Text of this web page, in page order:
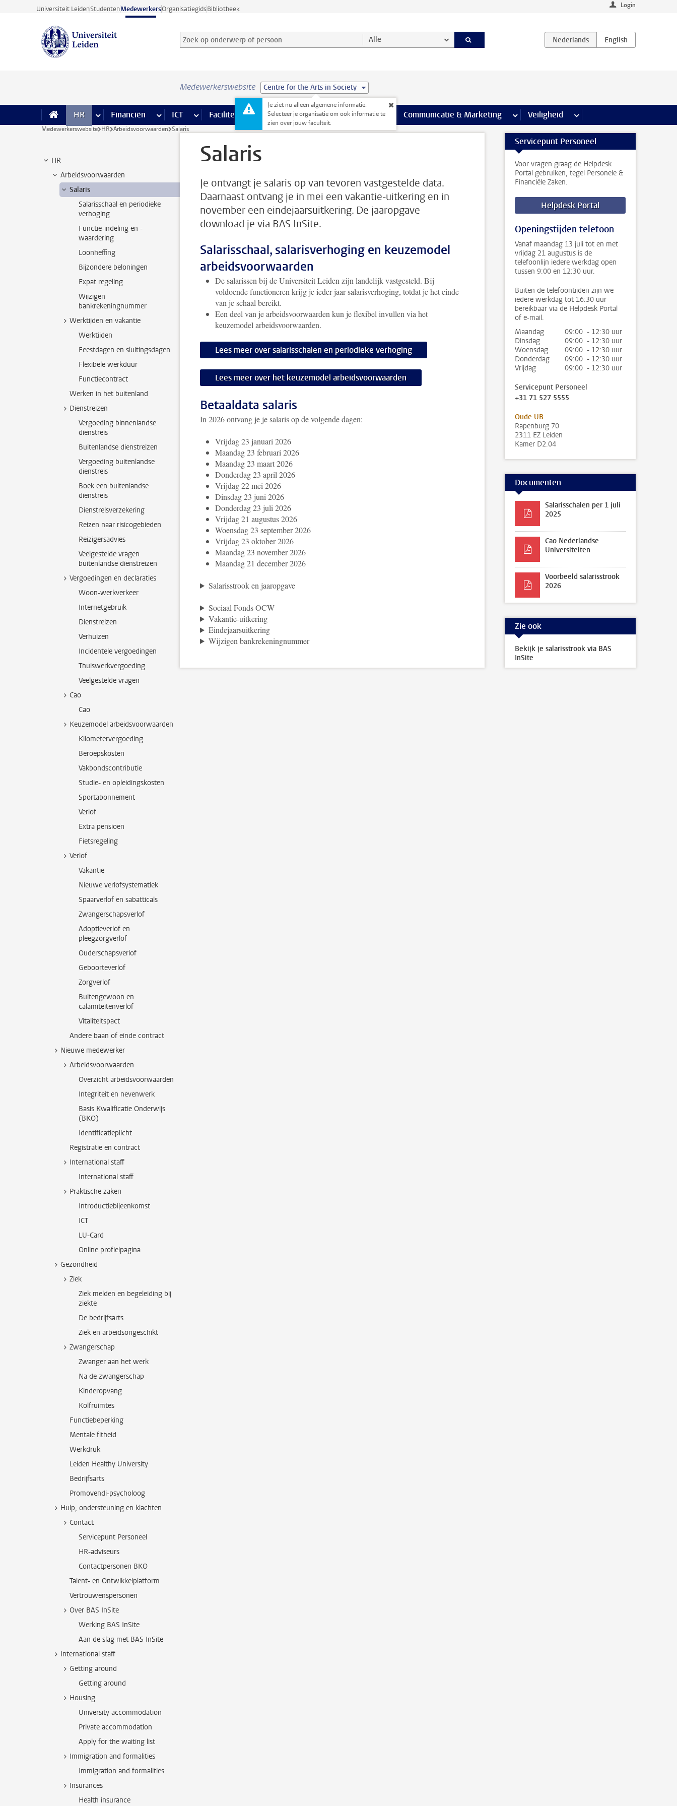
Ga direct naar de inhoud
Universiteit LeidenStudentenMedewerkersOrganisatiegidsBibliotheek Login
Zoek op onderwerp of persoon en selecteer categorie
Zoekterm Alle
Medewerkerswebsite Centre for the Arts in Society
Je ziet nu alleen algemene informatie.
Selecteer je organisatie om ook informatie te
zien over jouw faculteit.
HR meer HR pagina’s
Financiën meer Financiën pagina’s
ICT meer ICT pagina’s
Faciliteiten meer Faciliteiten pagina’s
Onderwijs meer Onderwijs pagina’s
Onderzoek meer Onderzoek pagina’s
Communicatie & Marketing meer Communicatie & Marketing pagina’s
Veiligheid meer Veiligheid pagina’s
Medewerkerswebsite HR Arbeidsvoorwaarden Salaris
HR
Arbeidsvoorwaarden
Salaris
Salarisschaal en periodieke
verhoging
Functie-indeling en -
waardering
Loonheffing
Bijzondere beloningen
Expat regeling
Wijzigen
bankrekeningnummer
Werktijden en vakantie
Werktijden
Feestdagen en sluitingsdagen
Flexibele werkduur
Functiecontract
Werken in het buitenland
Dienstreizen
Vergoeding binnenlandse
dienstreis
Buitenlandse dienstreizen
Vergoeding buitenlandse
dienstreis
Boek een buitenlandse
dienstreis
Dienstreisverzekering
Reizen naar risicogebieden
Reizigersadvies
Veelgestelde vragen
buitenlandse dienstreizen
Vergoedingen en declaraties
Woon-werkverkeer
Internetgebruik
Dienstreizen
Verhuizen
Incidentele vergoedingen
Thuiswerkvergoeding
Veelgestelde vragen
Cao
Cao
Keuzemodel arbeidsvoorwaarden
Kilometervergoeding
Beroepskosten
Vakbondscontributie
Studie- en opleidingskosten
Sportabonnement
Verlof
Extra pensioen
Fietsregeling
Verlof
Vakantie
Nieuwe verlofsystematiek
Spaarverlof en sabatticals
Zwangerschapsverlof
Adoptieverlof en
pleegzorgverlof
Ouderschapsverlof
Geboorteverlof
Zorgverlof
Buitengewoon en
calamiteitenverlof
Vitaliteitspact
Andere baan of einde contract
Nieuwe medewerker
Arbeidsvoorwaarden
Overzicht arbeidsvoorwaarden
Integriteit en nevenwerk
Basis Kwalificatie Onderwijs
(BKO)
Identificatieplicht
Registratie en contract
International staff
International staff
Praktische zaken
Introductiebijeenkomst
ICT
LU-Card
Online profielpagina
Gezondheid
Ziek
Ziek melden en begeleiding bij
ziekte
De bedrijfsarts
Ziek en arbeidsongeschikt
Zwangerschap
Zwanger aan het werk
Na de zwangerschap
Kinderopvang
Kolfruimtes
Functiebeperking
Mentale fitheid
Werkdruk
Leiden Healthy University
Bedrijfsarts
Promovendi-psycholoog
Hulp, ondersteuning en klachten
Contact
Servicepunt Personeel
HR-adviseurs
Contactpersonen BKO
Talent- en Ontwikkelplatform
Vertrouwenspersonen
Over BAS InSite
Werking BAS InSite
Aan de slag met BAS InSite
International staff
Getting around
Getting around
Housing
University accommodation
Private accommodation
Apply for the waiting list
Immigration and formalities
Immigration and formalities
Insurances
Health insurance
Salaris
Je ontvangt je salaris op van tevoren vastgestelde data.
Daarnaast ontvang je in mei een vakantie-uitkering en in
november een eindejaarsuitkering. De jaaropgave
download je via BAS InSite.
Salarisschaal, salarisverhoging en keuzemodel
arbeidsvoorwaarden
De salarissen bij de Universiteit Leiden zijn landelijk vastgesteld. Bij
voldoende functioneren krijg je ieder jaar salarisverhoging, totdat je het einde
van je schaal bereikt.
Een deel van je arbeidsvoorwaarden kun je flexibel invullen via het
keuzemodel arbeidsvoorwaarden.
Lees meer over salarisschalen en periodieke verhoging
Lees meer over het keuzemodel arbeidsvoorwaarden
Betaaldata salaris
In 2026 ontvang je je salaris op de volgende dagen:
Vrijdag 23 januari 2026
Maandag 23 februari 2026
Maandag 23 maart 2026
Donderdag 23 april 2026
Vrijdag 22 mei 2026
Dinsdag 23 juni 2026
Donderdag 23 juli 2026
Vrijdag 21 augustus 2026
Woensdag 23 september 2026
Vrijdag 23 oktober 2026
Maandag 23 november 2026
Maandag 21 december 2026
Salarisstrook en jaaropgave
Sociaal Fonds OCW
Vakantie-uitkering
Eindejaarsuitkering
Wijzigen bankrekeningnummer
Servicepunt Personeel
Voor vragen graag de Helpdesk
Portal gebruiken, tegel Personele &
Financiële Zaken.
Helpdesk Portal
Openingstijden telefoon
Vanaf maandag 13 juli tot en met
vrijdag 21 augustus is de
telefoonlijn iedere werkdag open
tussen 9:00 en 12:30 uur.
Buiten de telefoontijden zijn we
iedere werkdag tot 16:30 uur
bereikbaar via de Helpdesk Portal
of e-mail.
Maandag
09:00 - 12:30 uur
Dinsdag
09:00 - 12:30 uur
Woensdag
09:00 - 12:30 uur
Donderdag
09:00 - 12:30 uur
Vrijdag
09:00 - 12:30 uur
Servicepunt Personeel
+31 71 527 5555
Oude UB
Rapenburg 70
2311 EZ Leiden
Kamer D2.04
Documenten
Salarisschalen per 1 juli
2025
Cao Nederlandse
Universiteiten
Voorbeeld salarisstrook
2026
Zie ook
Bekijk je salarisstrook via BAS
InSite